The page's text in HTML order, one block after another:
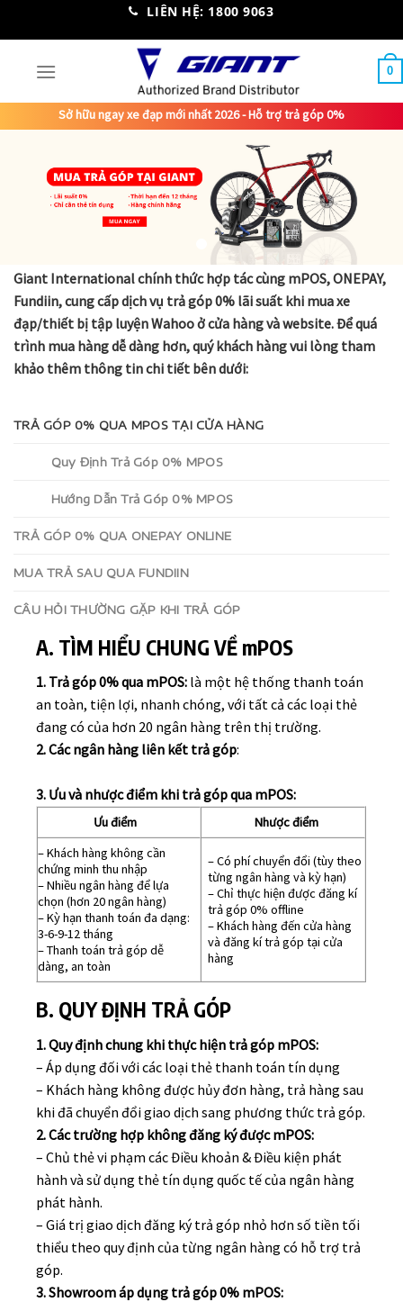
LIÊN HỆ: 1800 9063
0
Sở hữu ngay xe đạp mới nhất 2026 - Hỗ trợ trả góp 0%
Giant International chính thức hợp tác cùng mPOS, ONEPAY,
Fundiin, cung cấp dịch vụ trả góp 0% lãi suất khi mua xe
đạp/thiết bị tập luyện Wahoo ở cửa hàng và website. Để quá
trình mua hàng dễ dàng hơn, quý khách hàng vui lòng tham
khảo thêm thông tin chi tiết bên dưới:
TRẢ GÓP 0% QUA MPOS TẠI CỬA HÀNG
Quy Định Trả Góp 0% MPOS
Hướng Dẫn Trả Góp 0% MPOS
TRẢ GÓP 0% QUA ONEPAY ONLINE
MUA TRẢ SAU QUA FUNDIIN
CÂU HỎI THƯỜNG GẶP KHI TRẢ GÓP
A. TÌM HIỂU CHUNG VỀ mPOS
1. Trả góp 0% qua mPOS: là một hệ thống thanh toán
an toàn, tiện lợi, nhanh chóng, với tất cả các loại thẻ
đang có của hơn 20 ngân hàng trên thị trường.
2. Các ngân hàng liên kết trả góp:
3. Ưu và nhược điểm khi trả góp qua mPOS:
Ưu điểm
Nhược điểm
– Khách hàng không cần
chứng minh thu nhập
– Nhiều ngân hàng để lựa
chọn (hơn 20 ngân hàng)
– Kỳ hạn thanh toán đa dạng:
3-6-9-12 tháng
– Thanh toán trả góp dễ
dàng, an toàn
– Có phí chuyển đổi (tùy theo
từng ngân hàng và kỳ hạn)
– Chỉ thực hiện được đăng kí
trả góp 0% offline
– Khách hàng đến cửa hàng
và đăng kí trả góp tại cửa
hàng
B. QUY ĐỊNH TRẢ GÓP
1. Quy định chung khi thực hiện trả góp mPOS:
– Áp dụng đối với các loại thẻ thanh toán tín dụng
– Khách hàng không được hủy đơn hàng, trả hàng sau
khi đã chuyển đổi giao dịch sang phương thức trả góp.
2. Các trường hợp không đăng ký được mPOS:
– Chủ thẻ vi phạm các Điều khoản & Điều kiện phát
hành và sử dụng thẻ tín dụng quốc tế của ngân hàng
phát hành.
– Giá trị giao dịch đăng ký trả góp nhỏ hơn số tiền tối
thiểu theo quy định của từng ngân hàng có hỗ trợ trả
góp.
3. Showroom áp dụng trả góp 0% mPOS: